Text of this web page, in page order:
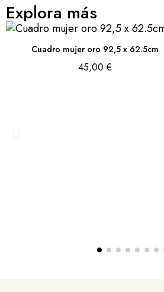
Explora más
Cuadro mujer oro 92,5 x 62.5cm
45,00 €